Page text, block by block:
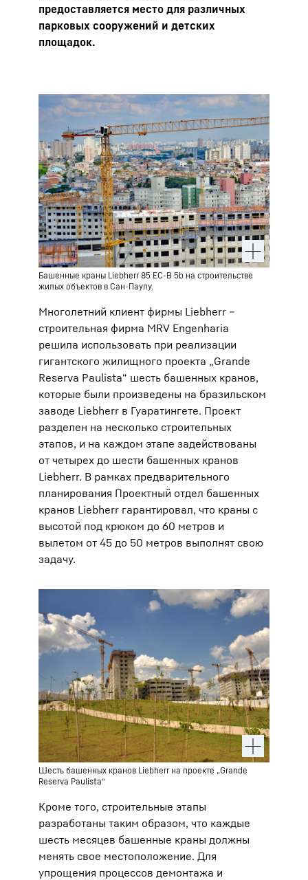
предоставляется место для различных
парковых сооружений и детских
площадок.
Башенные краны Liebherr 85 EC-B 5b на строительстве
жилых объектов в Сан-Паулу.
Многолетний клиент фирмы Liebherr –
строительная фирма MRV Engenharia
решила использовать при реализации
гигантского жилищного проекта „Grande
Reserva Paulista“ шесть башенных кранов,
которые были произведены на бразильском
заводе Liebherr в Гуаратингете. Проект
разделен на несколько строительных
этапов, и на каждом этапе задействованы
от четырех до шести башенных кранов
Liebherr. В рамках предварительного
планирования Проектный отдел башенных
кранов Liebherr гарантировал, что краны c
высотой под крюком до 60 метров и
вылетом от 45 до 50 метров выполнят свою
задачу.
Шесть башенных кранов Liebherr на проекте „Grande
Reserva Paulista“
Кроме того, строительные этапы
разработаны таким образом, что каждые
шесть месяцев башенные краны должны
менять свое местоположение. Для
упрощения процессов демонтажа и